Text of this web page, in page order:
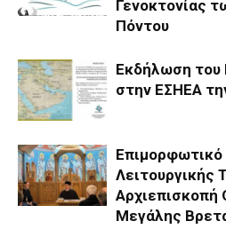
Γενοκτονίας
Πόντου
Εκδήλωση του
στην ΕΣΗΕΑ
Επιμορφωτικό
Λειτουργικής
Αρχιεπισκοπή
Μεγάλης